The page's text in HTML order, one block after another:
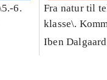
6.
Fra natur til
klasse\.
Iben Dalgaard